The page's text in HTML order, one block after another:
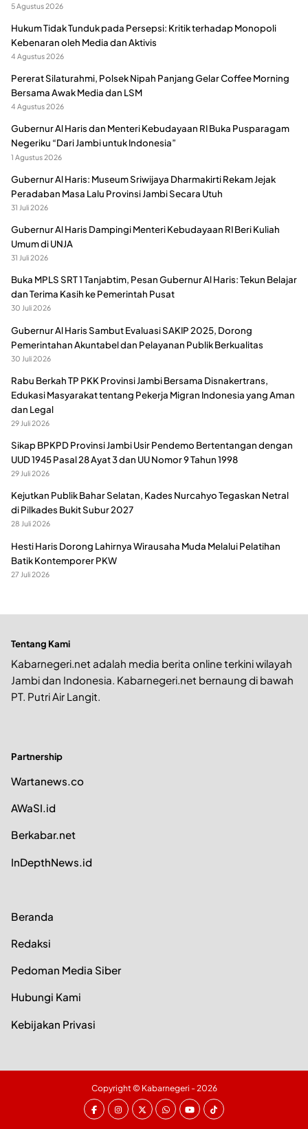
5 Agustus 2026
Hukum Tidak Tunduk pada Persepsi: Kritik terhadap Monopoli
Kebenaran oleh Media dan Aktivis
4 Agustus 2026
Pererat Silaturahmi, Polsek Nipah Panjang Gelar Coffee Morning
Bersama Awak Media dan LSM
4 Agustus 2026
Gubernur Al Haris dan Menteri Kebudayaan RI Buka Pusparagam
Negeriku “Dari Jambi untuk Indonesia”
1 Agustus 2026
Gubernur Al Haris: Museum Sriwijaya Dharmakirti Rekam Jejak
Peradaban Masa Lalu Provinsi Jambi Secara Utuh
31 Juli 2026
Gubernur Al Haris Dampingi Menteri Kebudayaan RI Beri Kuliah
Umum di UNJA
31 Juli 2026
Buka MPLS SRT 1 Tanjabtim, Pesan Gubernur Al Haris: Tekun Belajar
dan Terima Kasih ke Pemerintah Pusat
30 Juli 2026
Gubernur Al Haris Sambut Evaluasi SAKIP 2025, Dorong
Pemerintahan Akuntabel dan Pelayanan Publik Berkualitas
30 Juli 2026
Rabu Berkah TP PKK Provinsi Jambi Bersama Disnakertrans,
Edukasi Masyarakat tentang Pekerja Migran Indonesia yang Aman
dan Legal
29 Juli 2026
Sikap BPKPD Provinsi Jambi Usir Pendemo Bertentangan dengan
UUD 1945 Pasal 28 Ayat 3 dan UU Nomor 9 Tahun 1998
29 Juli 2026
Kejutkan Publik Bahar Selatan, Kades Nurcahyo Tegaskan Netral
di Pilkades Bukit Subur 2027
28 Juli 2026
Hesti Haris Dorong Lahirnya Wirausaha Muda Melalui Pelatihan
Batik Kontemporer PKW
27 Juli 2026
Tentang Kami
Kabarnegeri.net adalah media berita online terkini wilayah
Jambi dan Indonesia. Kabarnegeri.net bernaung di bawah
PT. Putri Air Langit.
Partnership
Wartanews.co
AWaSI.id
Berkabar.net
InDepthNews.id
Beranda
Redaksi
Pedoman Media Siber
Hubungi Kami
Kebijakan Privasi
Copyright © Kabarnegeri - 2026